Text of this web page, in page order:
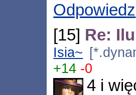
Odpowiedz
[15] Re:
Isia~
+14 -0
4 i